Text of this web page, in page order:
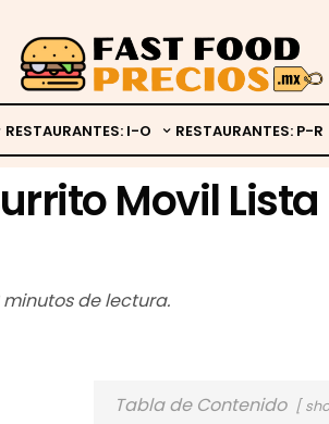
RESTAURANTES: I-O RESTAURANTES: P-R
Movil Lista
de lectura.
Tabla de Contenido